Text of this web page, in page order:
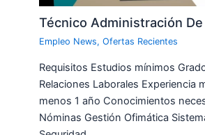
Técnico Administración
Empleo News,Ofertas Recientes
Requisitos Estudios mínimos
Relaciones Laborales Experiencia
menos 1 año Conocimientos
Nóminas Gestión Ofimática